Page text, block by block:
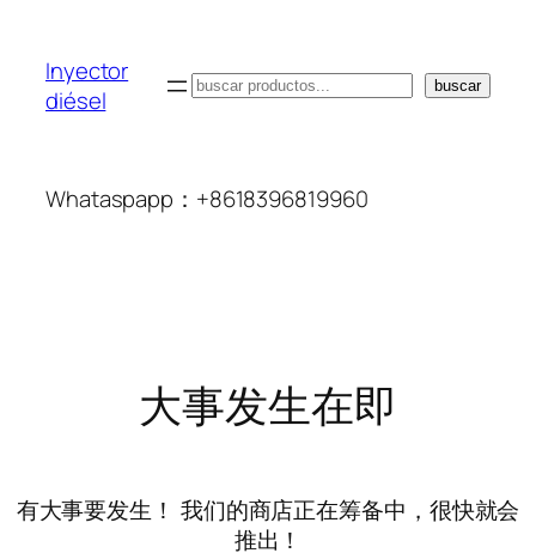
Inyector
diésel
搜
buscar
Whataspapp：+8618396819960
大事发生在即
有大事要发生！ 我们的商店正在筹备中，很快就会
推出！